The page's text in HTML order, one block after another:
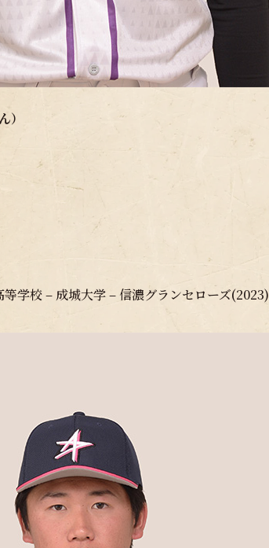
）
学校 – 成城大学 – 信濃グランセローズ(2023)